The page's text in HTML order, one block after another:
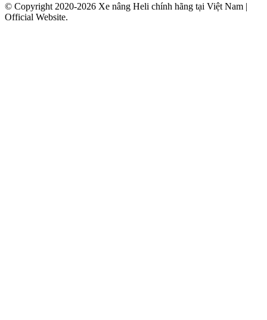
© Copyright 2020-2026 Xe nâng Heli chính hãng tại Việt Nam |
Official Website.